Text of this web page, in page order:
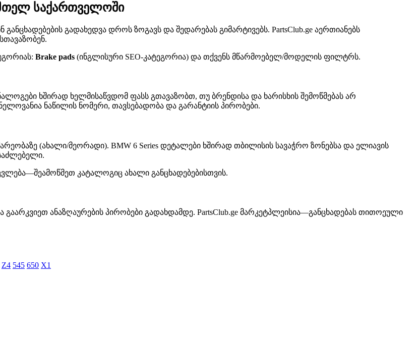
საქართველოში
გადახედვა დროს ზოგავს და შედარებას გიმარტივებს. PartsClub.ge აერთიანებს
Brake pads (ინგლისური SEO-კატეგორია) და თქვენს მწარმოებელ/მოდელის ფილტრს.
ხშირად ხელმისაწვდომ ფასს გთავაზობთ, თუ ბრენდისა და ხარისხის შემოწმებას არ
ნაწილის ნომერი, თავსებადობა და გარანტიის პირობები.
(ახალი/მეორადი). BMW 6 Series დეტალები ხშირად თბილისის სავაჭრო ზონებსა და ელიავის
კატალოგიც ახალი განცხადებებისთვის.
ანაზღაურების პირობები გადახდამდე. PartsClub.ge მარკეტპლეისია—განცხადებას თითოეული
Z4 545 650 X1